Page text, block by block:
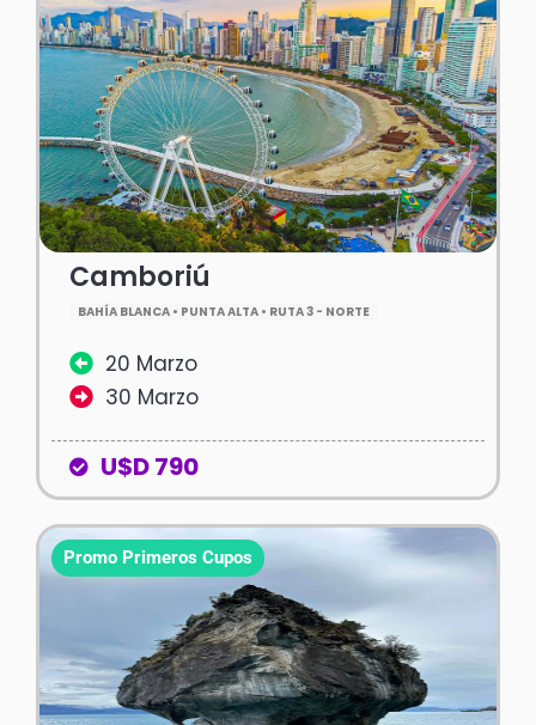
Camboriú
BAHÍA BLANCA • PUNTA ALTA • RUTA 3 - NORTE
20 Marzo
30 Marzo
U$D 790
Promo Primeros Cupos